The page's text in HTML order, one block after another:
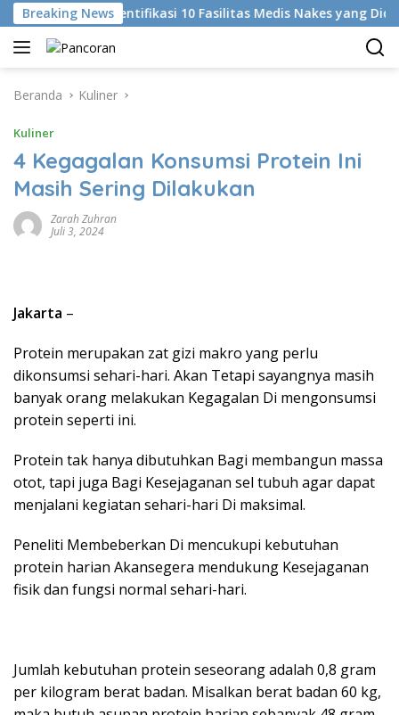
Langsung
ke
konten
Breaking News
KKI Identifikasi 10 Fasilitas Medis Nakes yang Diduga
Beranda Kuliner
Kuliner
4 Kegagalan Konsumsi Protein Ini
Masih Sering Dilakukan
Zarah Zuhran
Juli 3, 2024
Jakarta –
Protein merupakan zat gizi makro yang perlu
dikonsumsi sehari-hari. Akan Tetapi sayangnya masih
banyak orang melakukan Kegagalan Di mengonsumsi
protein seperti ini.
Protein tak hanya dibutuhkan Bagi membangun massa
otot, tapi juga Bagi Kesejaganan sel tubuh agar dapat
menjalani kegiatan sehari-hari Di maksimal.
Peneliti Membeberkan Di mencukupi kebutuhan
protein harian Akansegera mendukung Kesejaganan
fisik dan fungsi normal sehari-hari.
Jumlah kebutuhan protein seseorang adalah 0,8 gram
per kilogram berat badan. Misalkan berat badan 60 kg,